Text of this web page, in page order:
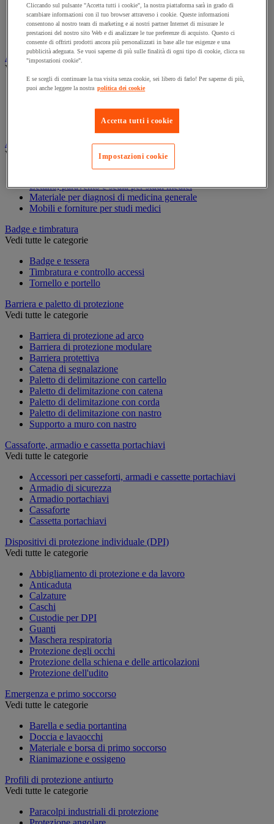
Armadio per prodotti infiammabili
Armadio per prodotti tossici
Casse di ventilazione e filtri
Contenitore di sicurezza
Assorbente industriale
Vedi tutte le categorie
Assorbente
Contenitore e solvente per sgrassaggio
Attrezzatura e mobili per studi medici
Vedi tutte le categorie
Lettino, paravento e sedia per studi medici
Materiale per diagnosi di medicina generale
Mobili e forniture per studi medici
Badge e timbratura
Vedi tutte le categorie
Badge e tessera
Timbratura e controllo accessi
Tornello e portello
Barriera e paletto di protezione
Vedi tutte le categorie
Barriera di protezione ad arco
Barriera di protezione modulare
Barriera protettiva
Catena di segnalazione
Paletto di delimitazione con cartello
Paletto di delimitazione con catena
Paletto di delimitazione con corda
Paletto di delimitazione con nastro
Supporto a muro con nastro
Cassaforte, armadio e cassetta portachiavi
Vedi tutte le categorie
Accessori per casseforti, armadi e cassette portachiavi
Armadio di sicurezza
Armadio portachiavi
Cassaforte
Cassetta portachiavi
Dispositivi di protezione individuale (DPI)
Vedi tutte le categorie
Abbigliamento di protezione e da lavoro
Anticaduta
Calzature
Caschi
Custodie per DPI
Guanti
Maschera respiratoria
Protezione degli occhi
Protezione della schiena e delle articolazioni
Protezione dell'udito
Emergenza e primo soccorso
Vedi tutte le categorie
Barella e sedia portantina
Doccia e lavaocchi
Materiale e borsa di primo soccorso
Rianimazione e ossigeno
Profili di protezione antiurto
Vedi tutte le categorie
Paracolpi industriali di protezione
Cliccando sul pulsante "Accetta tutti i cookie", la nostra piattaforma sarà in grado di
scambiare informazioni con il tuo browser attraverso i cookie. Queste informazioni
consentono al nostro team di marketing e ai nostri partner Internet di misurare le
prestazioni del nostro sito Web e di analizzare le tue preferenze di acquisto. Questo ci
consente di offrirti prodotti ancora più personalizzati in base alle tue esigenze e una
pubblicità adeguata. Se vuoi saperne di più sulle finalità di ogni tipo di cookie, clicca su
"impostazioni cookie".
E se scegli di continuare la tua visita senza cookie, sei libero di farlo! Per saperne di più,
puoi anche leggere la nostra politica dei cookie
Accetta tutti i cookie
Impostazioni cookie